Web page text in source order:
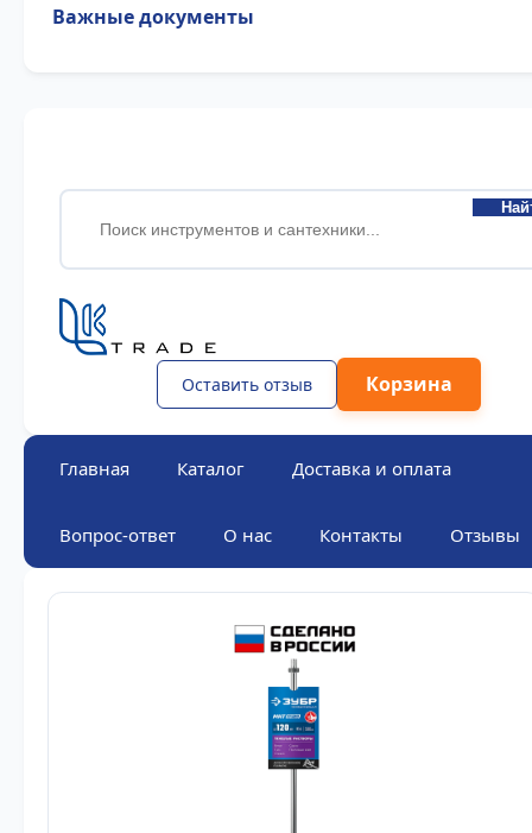
Важные документы
Оставить отзыв Корзина
Главная Каталог Доставка и оплата
Вопрос-ответ О нас Контакты Отзывы